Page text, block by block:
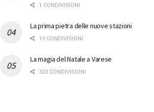
1 CONDIVISIONI
La prima pietra delle nuove stazioni
19 CONDIVISIONI
La magia del Natale a Varese
323 CONDIVISIONI